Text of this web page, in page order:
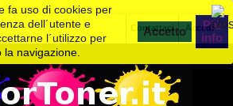
Accedi
Contattaci
fa uso di cookies per
dell´utente e
l´utilizzo per
navigazione.
Piú
info